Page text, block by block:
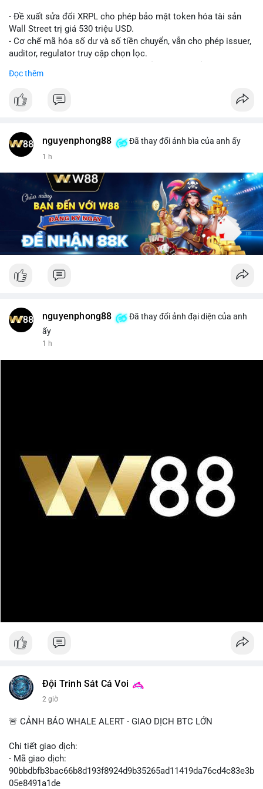
- Đề xuất sửa đổi XRPL cho phép bảo mật token hóa tài sản
Wall Street trị giá 530 triệu USD.
- Cơ chế mã hóa số dư và số tiền chuyển, vẫn cho phép issuer,
auditor, regulator truy cập chọn lọc.
tài chính.
chức tài chính.
$xrp
#titanbot
📰 Nguồn: CoinDesk
Đọc thêm
nguyenphong88 Đã thay đổi ảnh bìa của anh ấy
1 h
nguyenphong88
Đã thay đổi ảnh đại diện của anh
ấy
1 h
Đội Trinh Sát Cá Voi
2 giờ
🚨 CẢNH BÁO WHALE ALERT - GIAO DỊCH BTC LỚN
Chi tiết giao dịch:
- Mã giao dịch:
90bbdbfb3bac66b8d193f8924d9b35265ad11419da76cd4c83e3b
05e8491a1de